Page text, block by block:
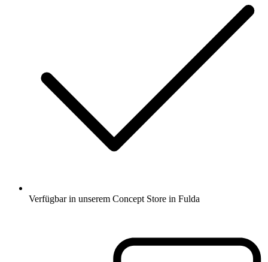
Verfügbar in unserem Concept Store in Fulda